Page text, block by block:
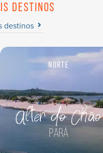
destinos
destinos
Norte
Alter do Chão
Pará